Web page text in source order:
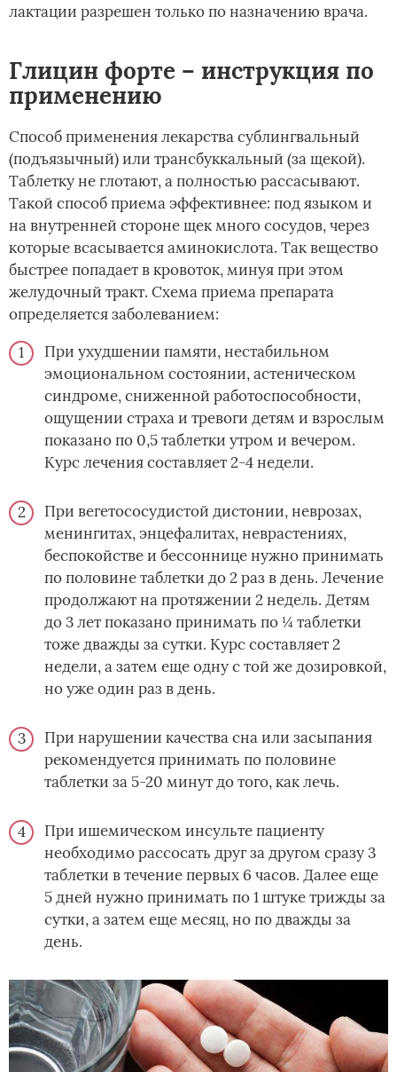
лактации разрешен только по назначению врача.
Глицин форте – инструкция по
применению
Способ применения лекарства сублингвальный
(подъязычный) или трансбуккальный (за щекой).
Таблетку не глотают, а полностью рассасывают.
Такой способ приема эффективнее: под языком и
на внутренней стороне щек много сосудов, через
которые всасывается аминокислота. Так вещество
быстрее попадает в кровоток, минуя при этом
желудочный тракт. Схема приема препарата
определяется заболеванием:
При ухудшении памяти, нестабильном
эмоциональном состоянии, астеническом
синдроме, сниженной работоспособности,
ощущении страха и тревоги детям и взрослым
показано по 0,5 таблетки утром и вечером.
Курс лечения составляет 2-4 недели.
При вегетососудистой дистонии, неврозах,
менингитах, энцефалитах, неврастениях,
беспокойстве и бессоннице нужно принимать
по половине таблетки до 2 раз в день. Лечение
продолжают на протяжении 2 недель. Детям
до 3 лет показано принимать по ¼ таблетки
тоже дважды за сутки. Курс составляет 2
недели, а затем еще одну с той же дозировкой,
но уже один раз в день.
При нарушении качества сна или засыпания
рекомендуется принимать по половине
таблетки за 5-20 минут до того, как лечь.
При ишемическом инсульте пациенту
необходимо рассосать друг за другом сразу 3
таблетки в течение первых 6 часов. Далее еще
5 дней нужно принимать по 1 штуке трижды за
сутки, а затем еще месяц, но по дважды за
день.